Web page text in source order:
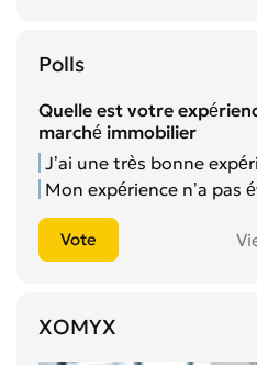
Polls
Quelle est votre
marché immobilier
J’ai une très bonne
Mon expérience n’a pas
XOMYX